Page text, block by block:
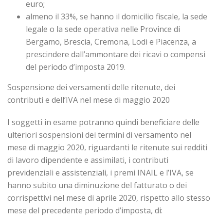
euro;
almeno il 33%, se hanno il domicilio fiscale, la sede
legale o la sede operativa nelle Province di
Bergamo, Brescia, Cremona, Lodi e Piacenza, a
prescindere dall’ammontare dei ricavi o compensi
del periodo d’imposta 2019.
Sospensione dei versamenti delle ritenute, dei
contributi e dell’IVA nel mese di maggio 2020
I soggetti in esame potranno quindi beneficiare delle
ulteriori sospensioni dei termini di versamento nel
mese di maggio 2020, riguardanti le ritenute sui redditi
di lavoro dipendente e assimilati, i contributi
previdenziali e assistenziali, i premi INAIL e l’IVA, se
hanno subito una diminuzione del fatturato o dei
corrispettivi nel mese di aprile 2020, rispetto allo stesso
mese del precedente periodo d’imposta, di: